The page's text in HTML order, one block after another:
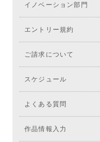
イノベーション部門
エントリー規約
ご請求について
スケジュール
よくある質問
作品情報入力